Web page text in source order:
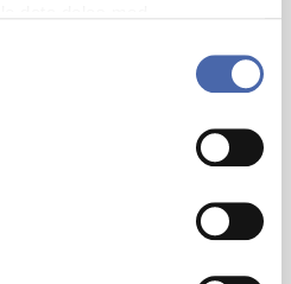
selv - og kan altid trække